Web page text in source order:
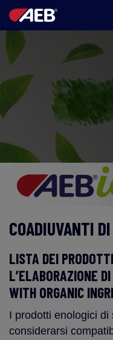
BIRRA
SPIRITS
IT
Carrello
COADIUVANTI
LISTA DEI
L’ELABORAZIONE
WITH ORGANIC
I prodotti enologici
considerarsi